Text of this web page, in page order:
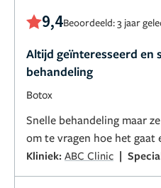
rustige begeleiding die
precisie, een scherp oog
gevoel dat je zelden
prachtig: natuurlijk, fris en
gehoopt – of eigenlijk zelfs
Kortom: wie op zoek is
en hoogwaardige
zoeken. Dokter Monique
9,4Beoordeeld: 3 jaar
Altijd geïnteresseerd en
behandeling
Botox
Snelle behandeling maar
om te vragen hoe het gaat
Kliniek: ABC Clinic |